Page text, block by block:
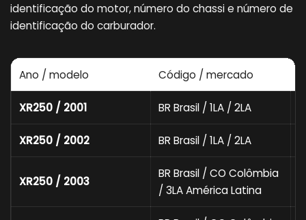
identificação do motor, número do chassi e número de
identificação do carburador.
Ano / modelo Código / mercado
XR250 / 2001 BR Brasil / 1LA / 2LA
XR250 / 2002 BR Brasil / 1LA / 2LA
XR250 / 2003
BR Brasil / CO Colômbia
/ 3LA América Latina